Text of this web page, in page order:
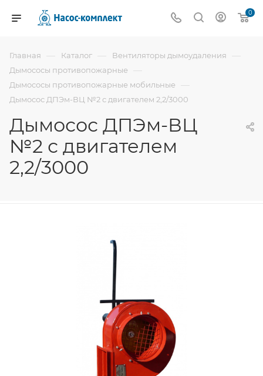
0
Главная — Каталог — Вентиляторы дымоудаления —
Дымососы противопожарные —
Дымососы противопожарные мобильные —
Дымосос ДПЭм-ВЦ №2 с двигателем 2,2/3000
Дымосос ДПЭм-ВЦ
№2 с двигателем
2,2/3000